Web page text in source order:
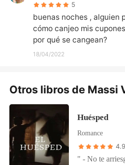
5
buenas noches , alguien
cómo canjeo mis
por qué se cangean?
18/04/2022
Otros libros de Massi
Huésped
Romance
4.9
" - No te